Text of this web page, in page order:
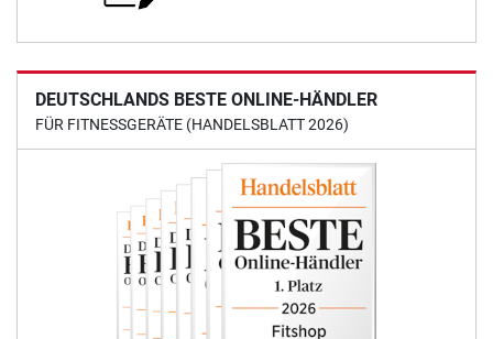
DEUTSCHLANDS BESTE ONLINE-HÄNDLER
FÜR FITNESSGERÄTE (HANDELSBLATT 2026)